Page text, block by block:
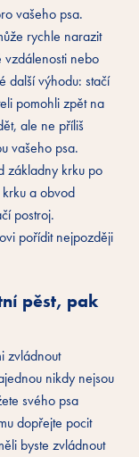
vašeho psa.
rychle narazit
vzdálenosti nebo
další výhodu: stačí
pomohli zpět na
ale ne příliš
vašeho psa.
základny krku po
a obvod
postroj.
pořídit nejpozději
pěst, pak
zvládnout
nikdy nejsou
svého psa
dopřejte pocit
byste zvládnout